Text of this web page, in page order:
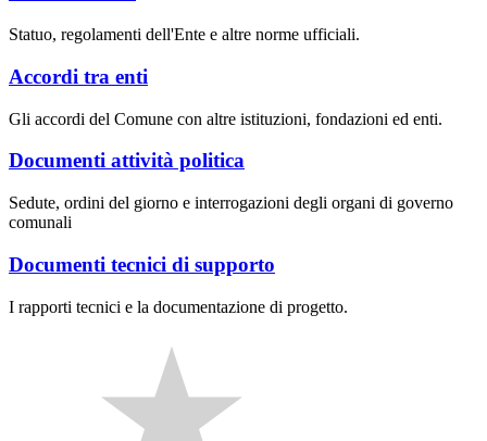
Statuo, regolamenti dell'Ente e altre norme ufficiali.
Accordi tra enti
Gli accordi del Comune con altre istituzioni, fondazioni ed enti.
Documenti attività politica
Sedute, ordini del giorno e interrogazioni degli organi di governo
comunali
Documenti tecnici di supporto
I rapporti tecnici e la documentazione di progetto.